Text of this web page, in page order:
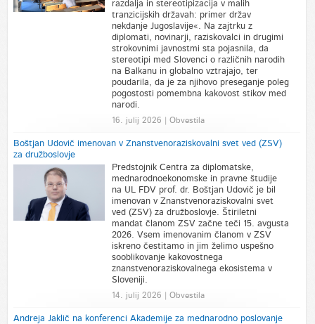
razdalja in stereotipizacija v malih
tranzicijskih državah: primer držav
nekdanje Jugoslavije«. Na zajtrku z
diplomati, novinarji, raziskovalci in drugimi
strokovnimi javnostmi sta pojasnila, da
stereotipi med Slovenci o različnih narodih
na Balkanu in globalno vztrajajo, ter
poudarila, da je za njihovo preseganje poleg
pogostosti pomembna kakovost stikov med
narodi.
16. julij 2026 | Obvestila
Boštjan Udovič imenovan v Znanstvenoraziskovalni svet ved (ZSV)
za družboslovje
Predstojnik Centra za diplomatske,
mednarodnoekonomske in pravne študije
na UL FDV prof. dr. Boštjan Udovič je bil
imenovan v Znanstvenoraziskovalni svet
ved (ZSV) za družboslovje. Štiriletni
mandat članom ZSV začne teči 15. avgusta
2026. Vsem imenovanim članom v ZSV
iskreno čestitamo in jim želimo uspešno
sooblikovanje kakovostnega
znanstvenoraziskovalnega ekosistema v
Sloveniji.
14. julij 2026 | Obvestila
Andreja Jaklič na konferenci Akademije za mednarodno poslovanje